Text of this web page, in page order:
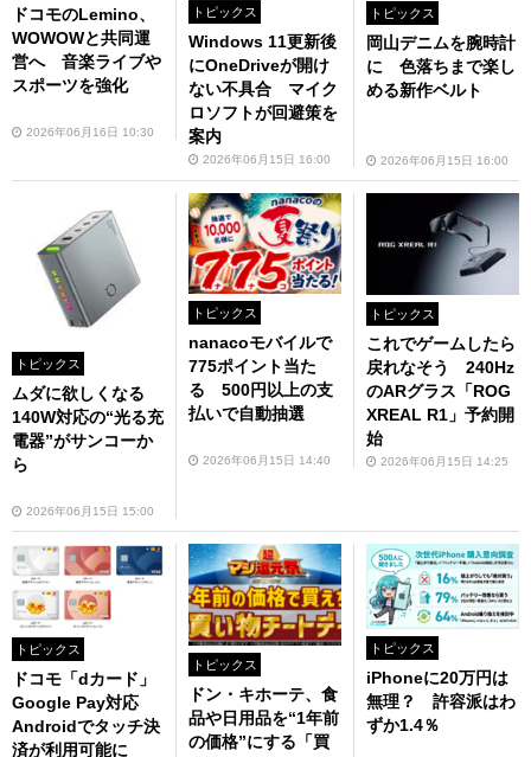
ドコモのLemino、
WOWOWと共同運
営へ 音楽ライブや
スポーツを強化
2026年06月16日 10:30
トピックス
Windows 11更新後
にOneDriveが開け
ない不具合 マイク
ロソフトが回避策を
案内
2026年06月15日 16:00
トピックス
岡山デニムを腕時計
に 色落ちまで楽し
める新作ベルト
2026年06月15日 16:00
トピックス
ムダに欲しくなる
140W対応の“光る充
電器”がサンコーか
ら
2026年06月15日 15:00
トピックス
nanacoモバイルで
775ポイント当た
る 500円以上の支
払いで自動抽選
2026年06月15日 14:40
トピックス
これでゲームしたら
戻れなそう 240Hz
のARグラス「ROG
XREAL R1」予約開
始
2026年06月15日 14:25
トピックス
ドコモ「dカード」
Google Pay対応
Androidでタッチ決
済が利用可能に
トピックス
ドン・キホーテ、食
品や日用品を“1年前
の価格”にする「買
トピックス
iPhoneに20万円は
無理？ 許容派はわ
ずか1.4％